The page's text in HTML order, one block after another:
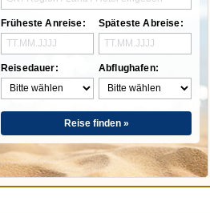
Früheste Anreise:
Reisedauer:
Späteste Abreise:
Abflughafen:
Reise finden »